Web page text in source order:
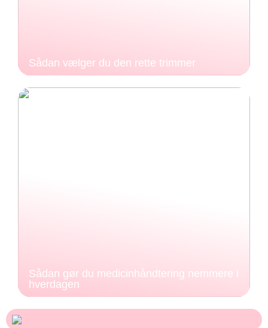
Sådan vælger du den rette trimmer
Sådan gør du medicinhåndtering nemmere i
hverdagen